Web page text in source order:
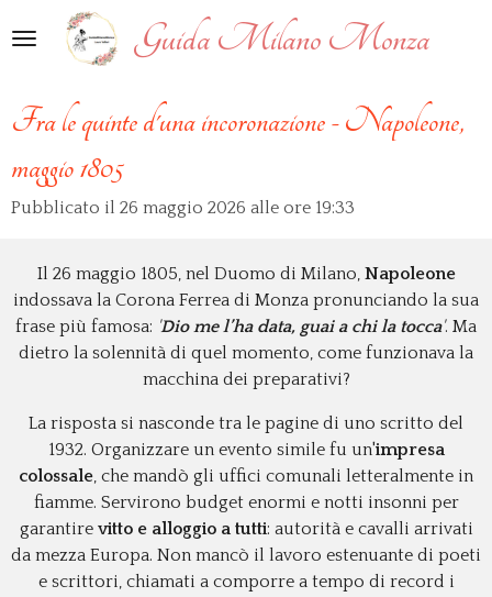
al
principale
Guida Milano Monza
Fra le quinte d'una incoronazione - Napoleone,
maggio 1805
Pubblicato il 26 maggio 2026 alle ore 19:33
Il 26 maggio 1805, nel Duomo di Milano, Napoleone
indossava la Corona Ferrea di Monza pronunciando la sua
frase più famosa: Dio me l’ha data, guai a chi la tocca'. Ma
dietro la solennità di quel momento, come funzionava la
macchina dei preparativi?
La risposta si nasconde tra le pagine di uno scritto del
1932. Organizzare un evento simile fu un'impresa
colossale, che mandò gli uffici comunali letteralmente in
fiamme. Servirono budget enormi e notti insonni per
garantire vitto e alloggio a tutti: autorità e cavalli arrivati
da mezza Europa. Non mancò il lavoro estenuante di poeti
e scrittori, chiamati a comporre a tempo di record i